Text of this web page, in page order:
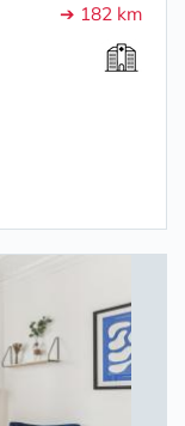
➔ 182 km